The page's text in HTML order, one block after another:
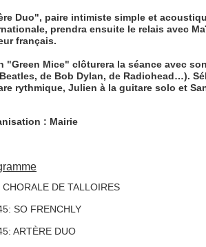
Duo", paire intimiste simple et
prendra ensuite le relais avec
français.
"Green Mice" clôturera la séance avec
de Bob Dylan, de Radiohead…).
rythmique, Julien à la guitare solo et
: Mairie
CHORALE DE TALLOIRES
SO FRENCHLY
ARTÈRE DUO